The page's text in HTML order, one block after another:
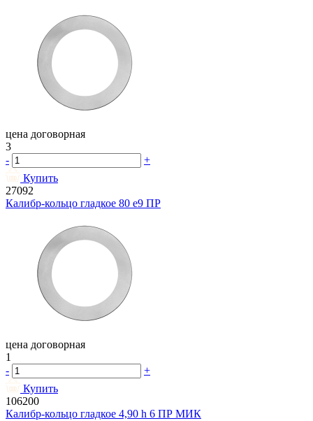
цена договорная
3
-
+
Купить
27092
Калибр-кольцо гладкое 80 e9 ПР
цена договорная
1
-
+
Купить
106200
Калибр-кольцо гладкое 4,90 h 6 ПР МИК